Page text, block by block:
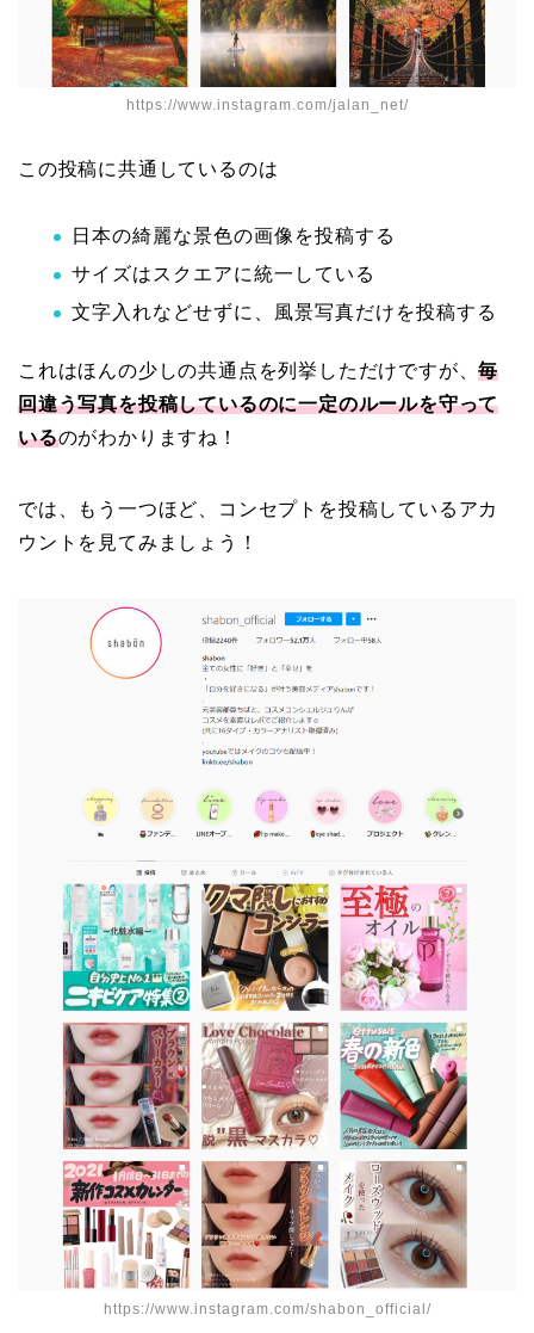
https://www.instagram.com/jalan_net/
この投稿に共通しているのは
日本の綺麗な景色の画像を投稿する
サイズはスクエアに統一している
文字入れなどせずに、風景写真だけを投稿する
これはほんの少しの共通点を列挙しただけですが、毎
回違う写真を投稿しているのに一定のルールを守って
いるのがわかりますね！
では、もう一つほど、コンセプトを投稿しているアカ
ウントを見てみましょう！
https://www.instagram.com/shabon_official/